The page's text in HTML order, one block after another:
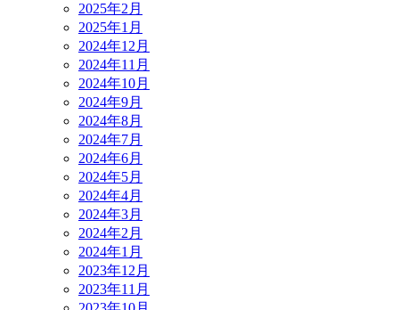
2025年2月
2025年1月
2024年12月
2024年11月
2024年10月
2024年9月
2024年8月
2024年7月
2024年6月
2024年5月
2024年4月
2024年3月
2024年2月
2024年1月
2023年12月
2023年11月